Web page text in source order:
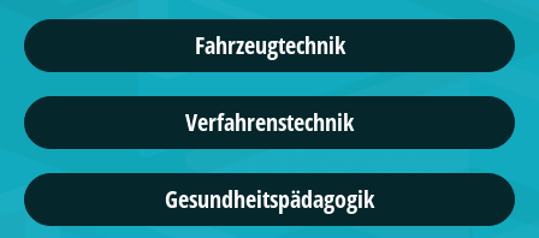
Fahrzeugtechnik
Verfahrenstechnik
Gesundheitspädagogik